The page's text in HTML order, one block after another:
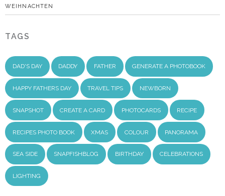
WEIHNACHTEN
TAGS
DAD'S DAY DADDY FATHER GENERATE A PHOTOBOOK
HAPPY FATHERS DAY TRAVEL TIPS NEWBORN
SNAPSHOT CREATE A CARD PHOTOCARDS RECIPE
RECIPES PHOTO BOOK XMAS COLOUR PANORAMA
SEA SIDE SNAPFISHBLOG BIRTHDAY CELEBRATIONS
LIGHTING